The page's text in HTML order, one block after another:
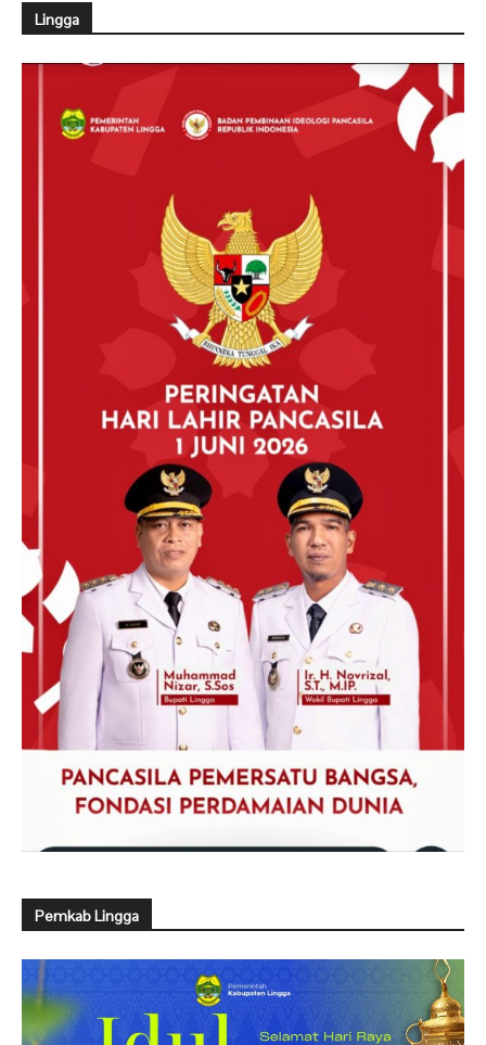
Lingga
Pemkab Lingga